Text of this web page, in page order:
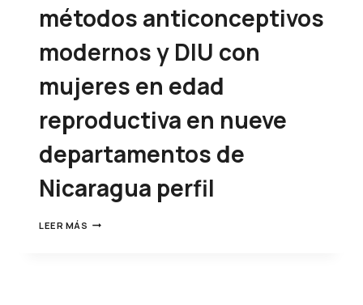
métodos anticonceptivos
modernos y DIU con
mujeres en edad
reproductiva en nueve
departamentos de
Nicaragua perfil
LEER MÁS